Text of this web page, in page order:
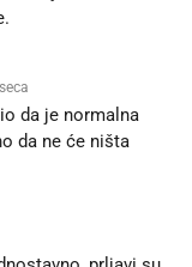
da je normalna
da ne će ništa